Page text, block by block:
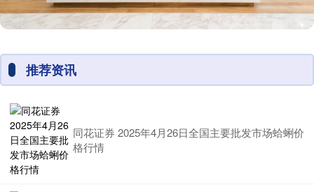
推荐资讯
同花证券 2025年4月26日全国主要批发市场蛤蜊价
格行情